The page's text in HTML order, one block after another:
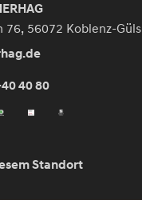
76, 56072 Koblenz-Güls
40 80
Standort